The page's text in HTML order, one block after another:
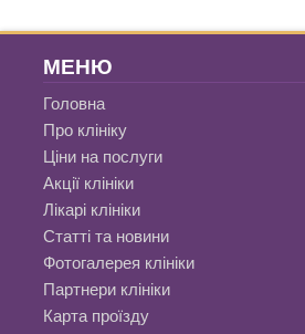
МЕНЮ
Головна
Про клініку
Ціни на послуги
Акції клініки
Лікарі клініки
Статті та новини
Фотогалерея клініки
Партнери клініки
Карта проїзду